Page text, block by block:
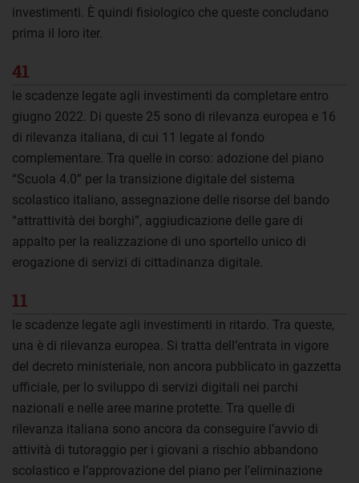
investimenti. È quindi fisiologico che queste concludano
prima il loro iter.
41
le scadenze legate agli investimenti da completare entro
giugno 2022. Di queste 25 sono di rilevanza europea e 16
di rilevanza italiana, di cui 11 legate al fondo
complementare. Tra quelle in corso: adozione del piano
“Scuola 4.0” per la transizione digitale del sistema
scolastico italiano, assegnazione delle risorse del bando
“attrattività dei borghi”, aggiudicazione delle gare di
appalto per la realizzazione di uno sportello unico di
erogazione di servizi di cittadinanza digitale.
11
le scadenze legate agli investimenti in ritardo. Tra queste,
una è di rilevanza europea. Si tratta dell’entrata in vigore
del decreto ministeriale, non ancora pubblicato in gazzetta
ufficiale, per lo sviluppo di servizi digitali nei parchi
nazionali e nelle aree marine protette. Tra quelle di
rilevanza italiana sono ancora da conseguire l’avvio di
attività di tutoraggio per i giovani a rischio abbandono
scolastico e l’approvazione del piano per l’eliminazione